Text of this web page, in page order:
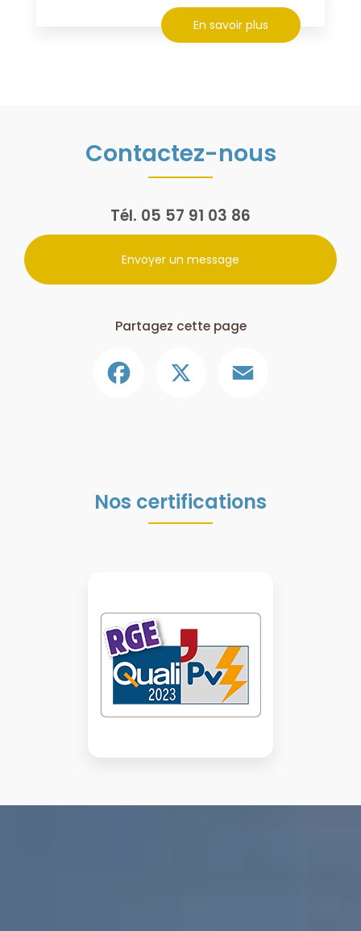
En savoir plus
Contactez-nous
Tél. 05 57 91 03 86
Envoyer un message
Partagez cette page
Nos certifications